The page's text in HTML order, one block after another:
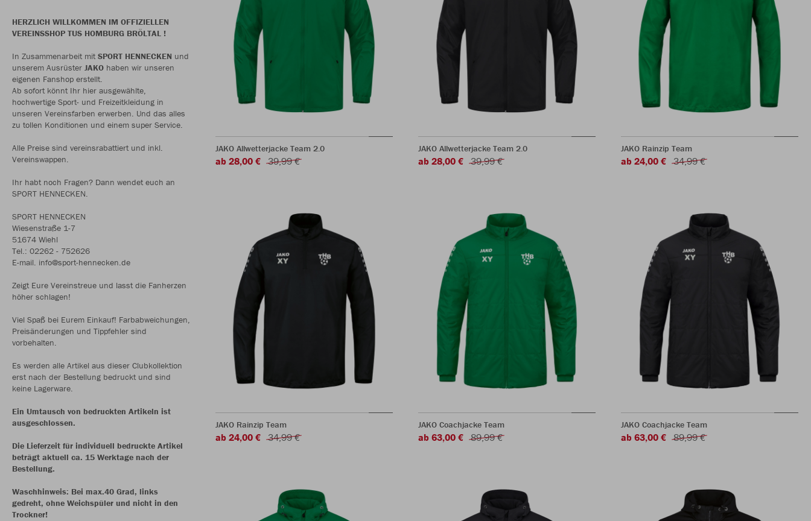
HERZLICH WILLKOMMEN IM OFFIZIELLEN
VEREINSSHOP TUS HOMBURG BRÖLTAL !
In Zusammenarbeit mit SPORT HENNECKEN und
unserem Ausrüster JAKO haben wir unseren
eigenen Fanshop erstellt.
Ab sofort könnt Ihr hier ausgewählte,
hochwertige Sport- und Freizeitkleidung in
unseren Vereinsfarben erwerben. Und das alles
zu tollen Konditionen und einem super Service.
Alle Preise sind vereinsrabattiert und inkl.
Vereinswappen.
Ihr habt noch Fragen? Dann wendet euch an
SPORT HENNECKEN.
SPORT HENNECKEN
Wiesenstraße 1-7
51674 Wiehl
Tel.: 02262 - 752626
E-mail. info@sport-hennecken.de
Zeigt Eure Vereinstreue und lasst die Fanherzen
höher schlagen!
Viel Spaß bei Eurem Einkauf! Farbabweichungen,
Preisänderungen und Tippfehler sind
vorbehalten.
Es werden alle Artikel aus dieser Clubkollektion
erst nach der Bestellung bedruckt und sind
keine Lagerware.
Ein Umtausch von bedruckten Artikeln ist
ausgeschlossen.
Die Lieferzeit für individuell bedruckte Artikel
beträgt aktuell ca. 15 Werktage nach der
Bestellung.
Waschhinweis: Bei max.40 Grad, links
gedreht, ohne Weichspüler und nicht in den
Trockner!
JAKO Allwetterjacke Team 2.0
ab 28,00 € 39,99 €
JAKO Allwetterjacke Team 2.0
ab 28,00 € 39,99 €
JAKO Rainzip Team
ab 24,00 € 34,99 €
JAKO Rainzip Team
ab 24,00 € 34,99 €
JAKO Coachjacke Team
ab 63,00 € 89,99 €
JAKO Coachjacke Team
ab 63,00 € 89,99 €